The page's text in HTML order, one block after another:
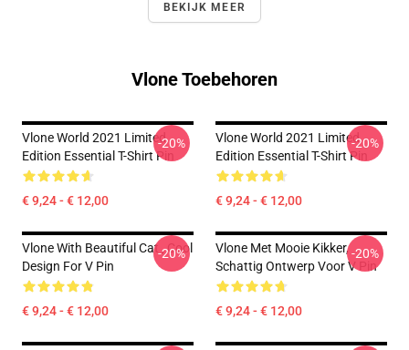
BEKIJK MEER
Vlone Toebehoren
Vlone World 2021 Limited
Edition Essential T-Shirt Pin
€ 9,24 - € 12,00
-20%
Vlone World 2021 Limited
Edition Essential T-Shirt Pin
€ 9,24 - € 12,00
-20%
Vlone With Beautiful Cat , Cool
Design For V Pin
€ 9,24 - € 12,00
-20%
Vlone Met Mooie Kikker,
Schattig Ontwerp Voor V Pin
€ 9,24 - € 12,00
-20%